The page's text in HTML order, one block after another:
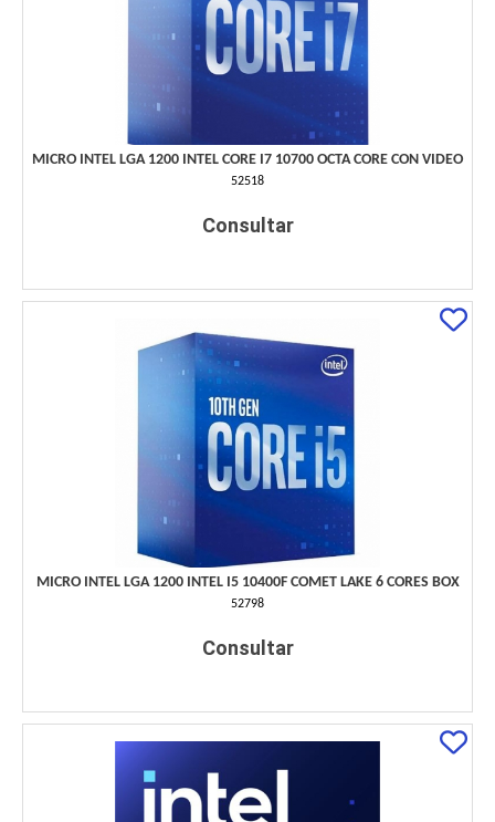
MICRO INTEL LGA 1200 INTEL CORE I7 10700 OCTA CORE CON VIDEO
52518
Consultar
MICRO INTEL LGA 1200 INTEL I5 10400F COMET LAKE 6 CORES BOX
52798
Consultar